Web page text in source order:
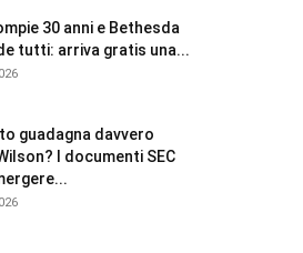
30 anni e Bethesda
tutti: arriva gratis una...
guadagna davvero
I documenti SEC